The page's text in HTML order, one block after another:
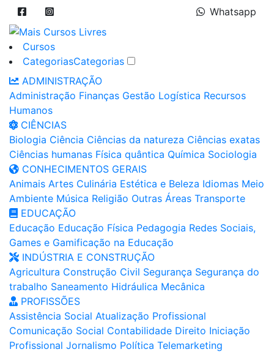
Whatsapp
Cursos
CategoriasCategorias
ADMINISTRAÇÃO
Administração Finanças Gestão Logística Recursos
Humanos
CIÊNCIAS
Biologia Ciência Ciências da natureza Ciências exatas
Ciências humanas Física quântica Química Sociologia
CONHECIMENTOS GERAIS
Animais Artes Culinária Estética e Beleza Idiomas Meio
Ambiente Música Religião Outras Áreas Transporte
EDUCAÇÃO
Educação Educação Física Pedagogia Redes Sociais,
Games e Gamificação na Educação
INDÚSTRIA E CONSTRUÇÃO
Agricultura Construção Civil Segurança Segurança do
trabalho Saneamento Hidráulica Mecânica
PROFISSÕES
Assistência Social Atualização Profissional
Comunicação Social Contabilidade Direito Iniciação
Profissional Jornalismo Política Telemarketing